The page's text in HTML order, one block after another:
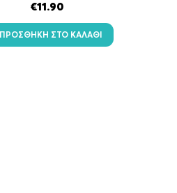
€11.90
ΠΡΟΣΘΉΚΗ ΣΤΟ ΚΑΛΆΘΙ